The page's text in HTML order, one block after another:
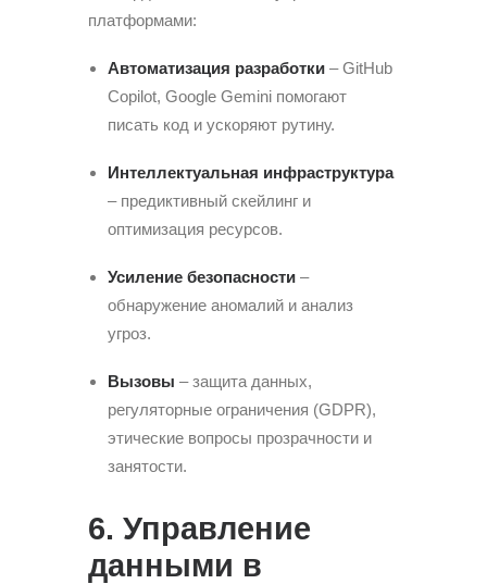
платформами:
Автоматизация разработки – GitHub
Copilot, Google Gemini помогают
писать код и ускоряют рутину.
Интеллектуальная инфраструктура
– предиктивный скейлинг и
оптимизация ресурсов.
Усиление безопасности –
обнаружение аномалий и анализ
угроз.
Вызовы – защита данных,
регуляторные ограничения (GDPR),
этические вопросы прозрачности и
занятости.
6. Управление
данными в